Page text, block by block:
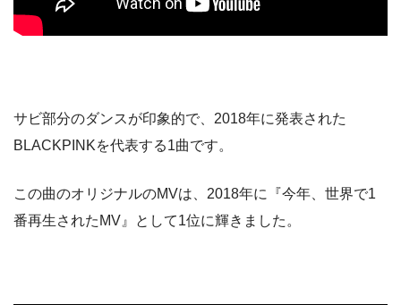
サビ部分のダンスが印象的で、2018年に発表された
BLACKPINKを代表する1曲です。
この曲のオリジナルのMVは、2018年に『今年、世界で1
番再生されたMV』として1位に輝きました。